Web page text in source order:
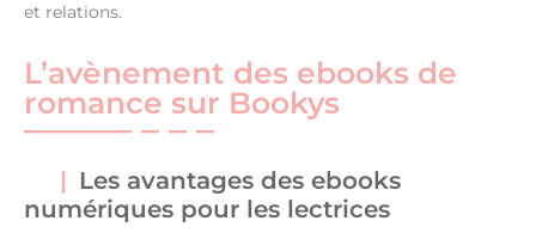
et relations.
L’avènement des ebooks de
romance sur Bookys
Les avantages des ebooks
numériques pour les lectrices